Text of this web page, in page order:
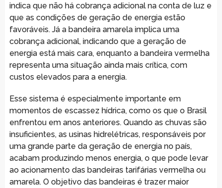
indica que não há cobrança adicional na conta de luz e
que as condições de geração de energia estão
favoráveis. Já a bandeira amarela implica uma
cobrança adicional, indicando que a geração de
energia está mais cara, enquanto a bandeira vermelha
representa uma situação ainda mais crítica, com
custos elevados para a energia.
Esse sistema é especialmente importante em
momentos de escassez hídrica, como os que o Brasil
enfrentou em anos anteriores. Quando as chuvas são
insuficientes, as usinas hidrelétricas, responsáveis por
uma grande parte da geração de energia no país,
acabam produzindo menos energia, o que pode levar
ao acionamento das bandeiras tarifárias vermelha ou
amarela. O objetivo das bandeiras é trazer maior